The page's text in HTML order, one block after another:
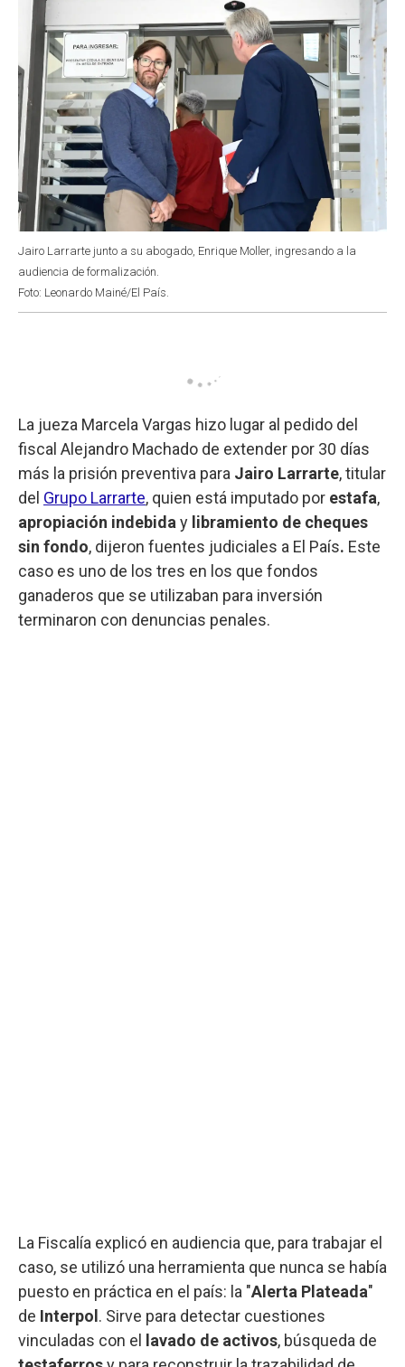
Jairo Larrarte junto a su abogado, Enrique Moller, ingresando a la
audiencia de formalización.
Foto: Leonardo Mainé/El País.
La jueza Marcela Vargas hizo lugar al pedido del
fiscal Alejandro Machado de extender por 30 días
más la prisión preventiva para Jairo Larrarte, titular
del Grupo Larrarte, quien está imputado por estafa,
apropiación indebida y libramiento de cheques
sin fondo, dijeron fuentes judiciales a El País. Este
caso es uno de los tres en los que fondos
ganaderos que se utilizaban para inversión
terminaron con denuncias penales.
La Fiscalía explicó en audiencia que, para trabajar el
caso, se utilizó una herramienta que nunca se había
puesto en práctica en el país: la "Alerta Plateada"
de Interpol . Sirve para detectar cuestiones
vinculadas con el
lavado de activos, búsqueda de